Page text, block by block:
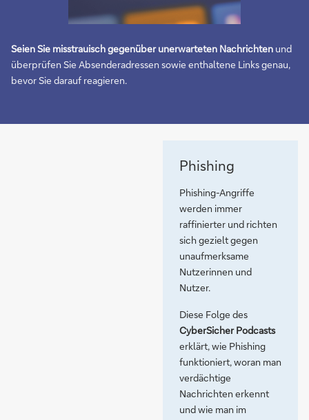
Seien Sie misstrauisch gegenüber unerwarteten Nachrichten und
überprüfen Sie Absenderadressen sowie enthaltene Links genau,
bevor Sie darauf reagieren.
Phishing
Phishing-Angriffe
werden immer
raffinierter und richten
sich gezielt gegen
unaufmerksame
Nutzerinnen und
Nutzer.
Diese Folge des
CyberSicher Podcasts
erklärt, wie Phishing
funktioniert, woran man
verdächtige
Nachrichten erkennt
und wie man im